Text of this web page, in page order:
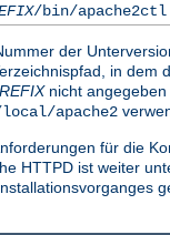
/bin/
der
in dem
nicht angegeben
apache2
für die
HTTPD ist weiter